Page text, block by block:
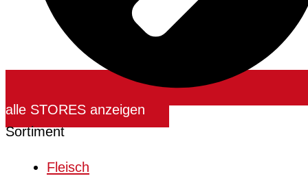
alle STORES anzeigen
Sortiment
Fleisch